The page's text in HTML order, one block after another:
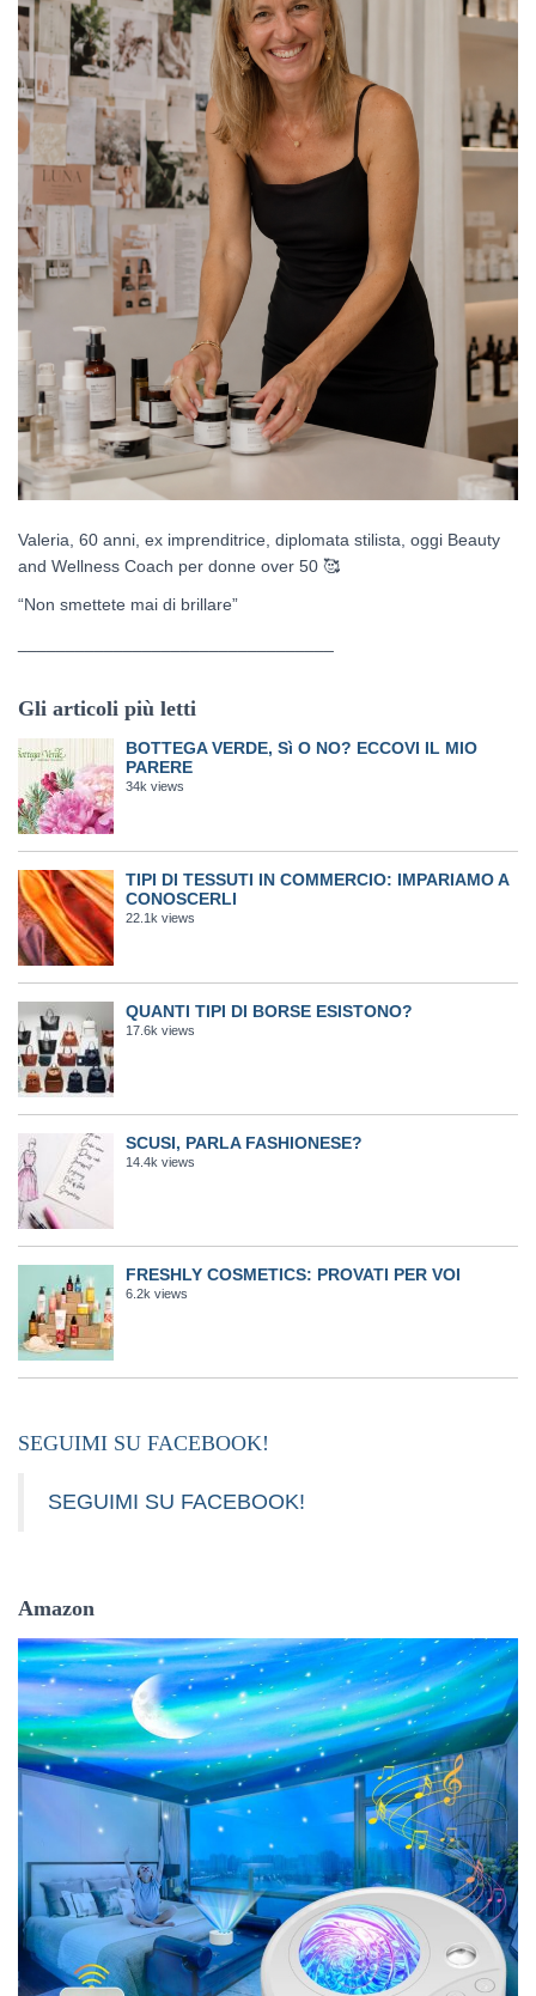
Valeria, 60 anni, ex imprenditrice, diplomata stilista, oggi Beauty
and Wellness Coach per donne over 50 🥰
“Non smettete mai di brillare”
Gli articoli più letti
BOTTEGA VERDE, Sì O NO? ECCOVI IL MIO
PARERE
34k views
TIPI DI TESSUTI IN COMMERCIO: IMPARIAMO A
CONOSCERLI
22.1k views
QUANTI TIPI DI BORSE ESISTONO?
17.6k views
SCUSI, PARLA FASHIONESE?
14.4k views
FRESHLY COSMETICS: PROVATI PER VOI
6.2k views
SEGUIMI SU FACEBOOK!
SEGUIMI SU FACEBOOK!
Amazon